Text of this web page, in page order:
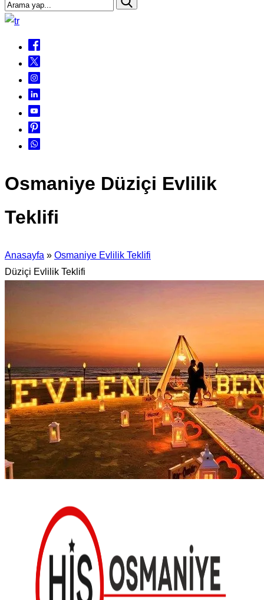
Osmaniye Düziçi Evlilik
Teklifi
Anasayfa » Osmaniye Evlilik Teklifi
Düziçi Evlilik Teklifi